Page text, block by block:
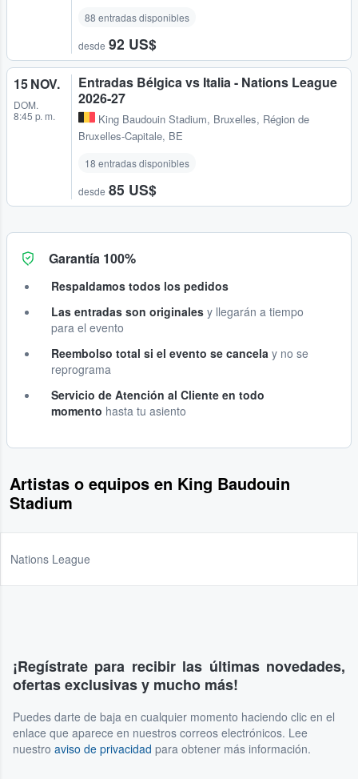
88 entradas disponibles
desde 92 US$
15 NOV.
DOM.
8:45 p. m.
Entradas Bélgica vs Italia - Nations League
2026-27
King Baudouin Stadium, Bruxelles, Région de
Bruxelles-Capitale, BE
18 entradas disponibles
desde 85 US$
Garantía 100%
Respaldamos todos los pedidos
Las entradas son originales y llegarán a tiempo
para el evento
Reembolso total si el evento se cancela y no se
reprograma
Servicio de Atención al Cliente en todo
momento hasta tu asiento
Artistas o equipos en King Baudouin
Stadium
Nations League
¡Regístrate para recibir las últimas novedades,
ofertas exclusivas y mucho más!
Puedes darte de baja en cualquier momento haciendo clic en el
enlace que aparece en nuestros correos electrónicos. Lee
nuestro aviso de privacidad para obtener más información.